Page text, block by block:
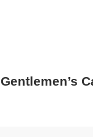
Gentlemen’s